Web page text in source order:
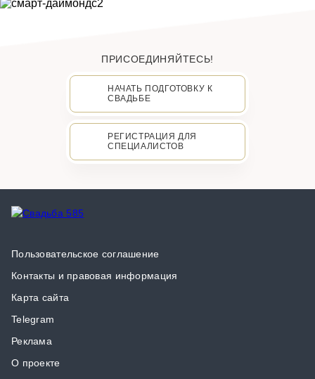
ПРИСОЕДИНЯЙТЕСЬ!
НАЧАТЬ ПОДГОТОВКУ К
СВАДЬБЕ
РЕГИСТРАЦИЯ ДЛЯ
СПЕЦИАЛИСТОВ
Пользовательское соглашение
Контакты и правовая информация
Карта сайта
Telegram
Реклама
О проекте